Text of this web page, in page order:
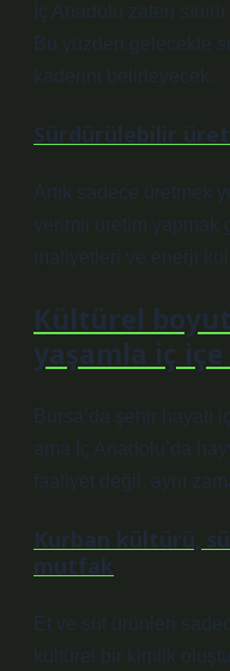
İç Anadolu zaten
Bu yüzden gelecekte
kaderini belirleyecek.
Sürdürülebilir
Artık sadece üretmek
verimli üretim yapmak
maliyetleri ve enerji
Kültürel
yaşamla iç içe
Bursa’da şehir hayatı
ama İç Anadolu’da
faaliyet değil, aynı
Kurban kültürü,
mutfak
Et ve süt ürünleri
kültürel bir kimlik